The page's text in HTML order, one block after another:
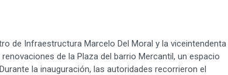
de Infraestructura Marcelo Del Moral y la viceintendenta
de la Plaza del barrio Mercantil, un espacio
la inauguración, las autoridades recorrieron el